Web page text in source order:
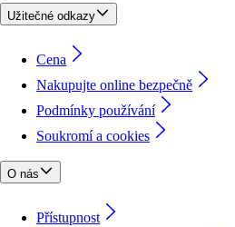
Užitečné odkazy
Cena
Nakupujte online bezpečně
Podmínky používání
Soukromí a cookies
O nás
Přístupnost